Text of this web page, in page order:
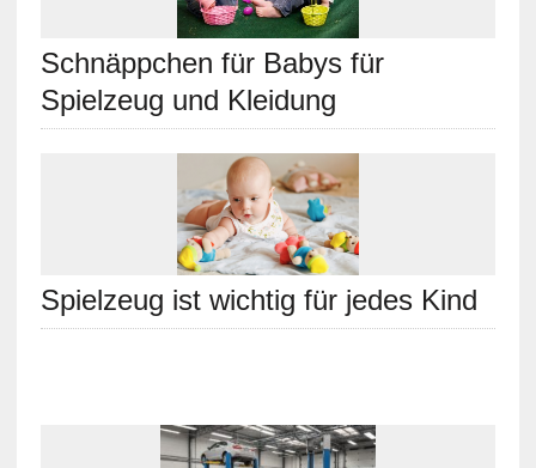
Schnäppchen für Babys für
Spielzeug und Kleidung
Spielzeug ist wichtig für jedes Kind